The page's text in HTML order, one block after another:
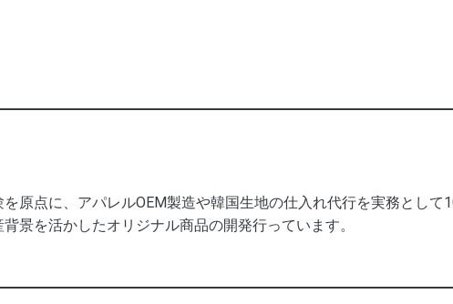
原点に、アパレルOEM製造や韓国生地の仕入れ代行を実務とし
景を活かしたオリジナル商品の開発行っています。